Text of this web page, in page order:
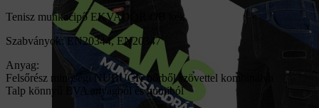
Tenisz munkacipő EKVADOR OB kék
Szabványok: EN20344, EN20347
Anyag:
Felsőrész minőségi NUBUCK bőrből szövettel kombinálva
Talp könnyű EVA anyagból és gumiból